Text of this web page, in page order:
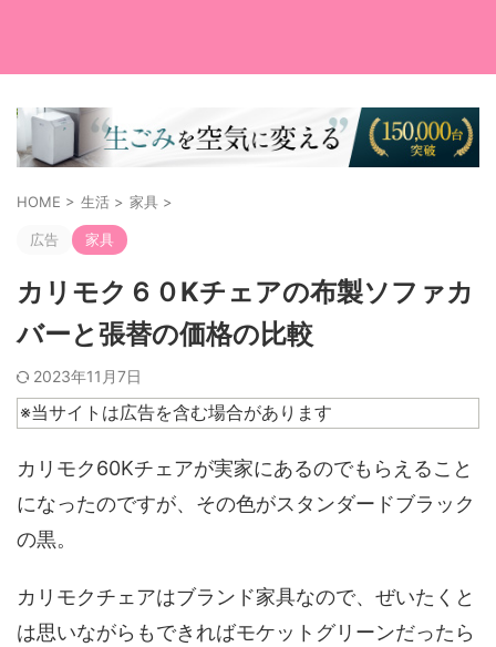
HOME > 生活 > 家具 >
広告 家具
カリモク６０Kチェアの布製ソファカ
バーと張替の価格の比較
2023年11月7日
※当サイトは広告を含む場合があります
カリモク60Kチェアが実家にあるのでもらえること
になったのですが、その色がスタンダードブラック
の黒。
カリモクチェアはブランド家具なので、ぜいたくと
は思いながらもできればモケットグリーンだったら